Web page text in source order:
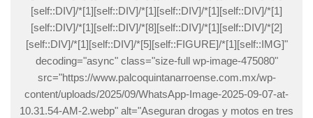
[self::DIV]/*[1][self::DIV]/*[1][self::DIV]/*[1][self::DIV]/*[1]
[self::DIV]/*[1][self::DIV]/*[8][self::DIV]/*[1][self::DIV]/*[2]
[self::DIV]/*[1][self::DIV]/*[5][self::FIGURE]/*[1][self::IMG]"
decoding="async" class="size-full wp-image-475080"
src="https://www.palcoquintanarroense.com.mx/wp-
content/uploads/2025/09/WhatsApp-Image-2025-09-07-at-
10.31.54-AM-2.webp" alt="Aseguran drogas y motos en tres